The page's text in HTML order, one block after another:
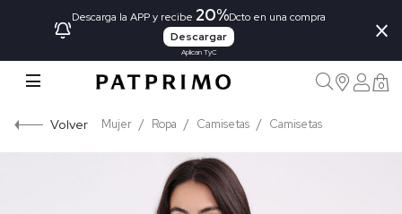
Descarga la APP y recibe 20%Dcto en una compra
Descargar
Aplican TyC
×
0
Volver Mujer Ropa Camisetas Camisetas